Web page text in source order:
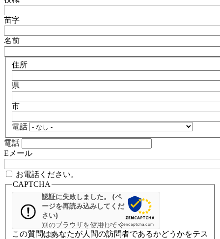
苗字
名前
住所
県
市
電話
電話
Eメール
お電話ください。
CAPTCHA
認証に失敗しました。 (ペ
ージを再読み込みしてくだ
さい)
別のブラウザを使用してく
ださい
プライバシー -Zencaptcha.com
この質問はあなたが人間の訪問者であるかどうかをテス